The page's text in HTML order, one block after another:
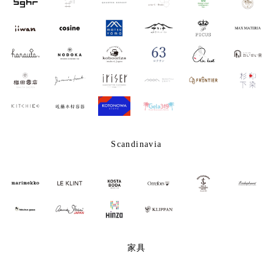
Scandinavia
家具